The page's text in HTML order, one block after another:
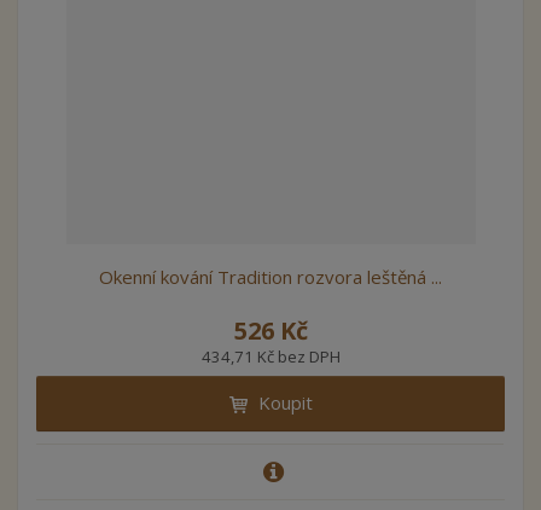
Okenní kování Tradition rozvora leštěná ...
526 Kč
434,71 Kč bez DPH
Koupit